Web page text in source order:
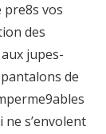
vos
des
jupes-
de
s’envolent